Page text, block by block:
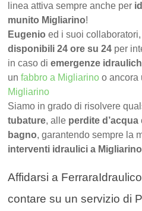
linea attiva sempre anche per
munito Migliarino!
Eugenio ed i suoi
disponibili 24 ore su 24 per
in caso diemergenze
unfabbro a Migliarino o ancora
Migliarino
Siamo in grado di risolvere
tubature, alle perdite d’acqua
bagno, garantendo sempre la
interventi idraulici a Migliarino
Affidarsi a
contare su un servizio di